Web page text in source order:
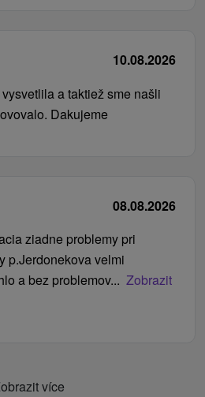
10.08.2026
a taktiež sme našli
Dakujeme
08.08.2026
ziadne problemy pri
p.Jerdonekova velmi
a bez problemov... Zobrazit
více